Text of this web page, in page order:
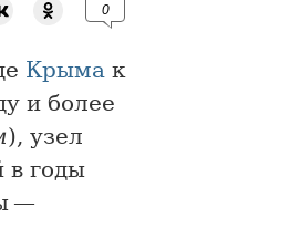
0
Крыма к
и более
), узел
в годы
—